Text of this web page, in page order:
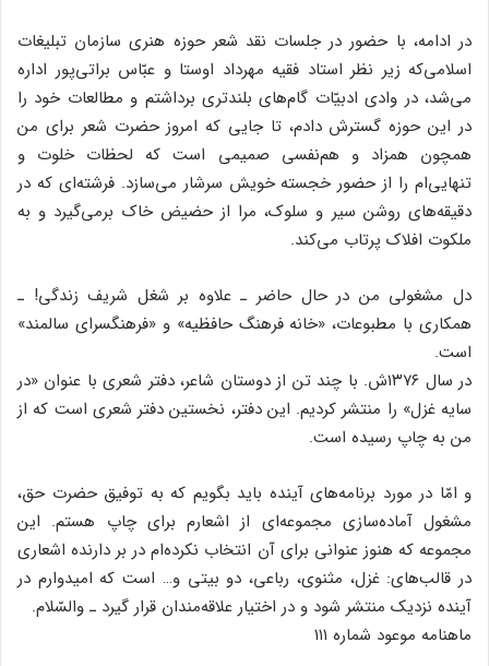
در ادامه، با حضور در جلسات نقد شعر حوزه هنری سازمان تبلیغات
اسلامی‌که زیر نظر استاد فقیه مهرداد اوستا و عبّاس براتی‌پور اداره
می‌شد، در وادی ادبیّات گام‌های بلندتری برداشتم و مطالعات خود را
در این حوزه گسترش دادم، تا جایی که امروز حضرت شعر برای من
همچون همزاد و هم‌نفسی صمیمی است که لحظات خلوت و
تنهایی‌ام را از حضور خجسته خویش سرشار می‌سازد. فرشته‌ای که در
دقیقه‌های روشن سیر و سلوک، مرا از حضیض خاک برمی‌گیرد و به
ملکوت افلاک پرتاب می‌کند.
دل مشغولی من در حال حاضر ـ علاوه بر شغل شریف زندگی! ـ
همکاری با مطبوعات، «خانه فرهنگ حافظیه» و «فرهنگسرای سالمند»
است.
در سال ۱۳۷۶ش. با چند تن از دوستان شاعر، دفتر شعری با عنوان «در
سایه غزل» را منتشر کردیم. این دفتر، نخستین دفتر شعری است که از
من به چاپ رسیده است.
و امّا در مورد برنامه‌های آینده باید بگویم که به توفیق حضرت حق،
مشغول آماده‌سازی مجموعه‌ای از اشعارم برای چاپ هستم. این
مجموعه که هنوز عنوانی برای آن انتخاب نکرده‌ام در بر دارنده اشعاری
در قالب‌های: غزل، مثنوی، رباعی، دو بیتی و… است که امیدوارم در
آینده نزدیک منتشر شود و در اختیار علاقه‌مندان قرار گیرد ـ والسّلام.
ماهنامه موعود شماره ۱۱۱